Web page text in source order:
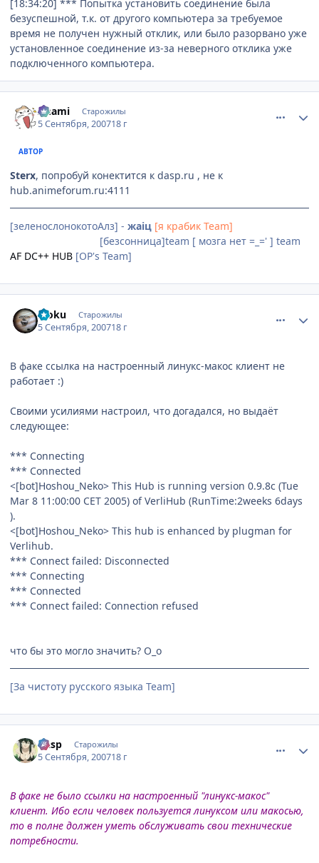
[18:34:20] *** Попытка установить соединение была
безуспешной, т.к. от другого компьютера за требуемое
время не получен нужный отклик, или было разорвано уже
установленное соединение из-за неверного отклика уже
подключенного компьютера.
Anami Старожилы
5 Сентября, 200718 г
АВТОР
Sterx, попробуй конектится к dasp.ru , не к
hub.animeforum.ru:4111
[зеленослонокотоАлз] - жаiц [я крабик Team]
[безсонница]team [ мозга нет =_=' ] team
AF DC++ HUB [OP's Team]
Moku Старожилы
5 Сентября, 200718 г
В факе ссылка на настроенный линукс-макос клиент не
работает :)
Своими усилиями настроил, что догадался, но выдаёт
следующее:
*** Connecting
*** Connected
<[bot]Hoshou_Neko> This Hub is running version 0.9.8c (Tue
Mar 8 11:00:00 CET 2005) of VerliHub (RunTime:2weeks 6days
).
<[bot]Hoshou_Neko> This hub is enhanced by plugman for
Verlihub.
*** Connect failed: Disconnected
*** Connecting
*** Connected
*** Connect failed: Connection refused
что бы это могло значить? О_о
[За чистоту русского языка Team]
Dasp Старожилы
5 Сентября, 200718 г
В факе не было ссылки на настроенный "линукс-макос"
клиент. Ибо если человек пользуется линуксом или макосью,
то в полне должен уметь обслуживать свои технические
потребности.